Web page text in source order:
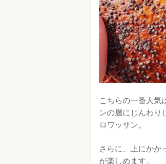
こちらの一番人気
ンの層にじんわり
ロワッサン。
さらに、上にかか
が楽しめます。